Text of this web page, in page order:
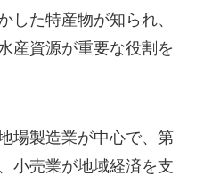
した特産物が知られ、
産資源が重要な役割を
場製造業が中心で、第
小売業が地域経済を支